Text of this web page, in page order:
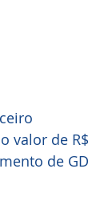
valor de R$
de GD